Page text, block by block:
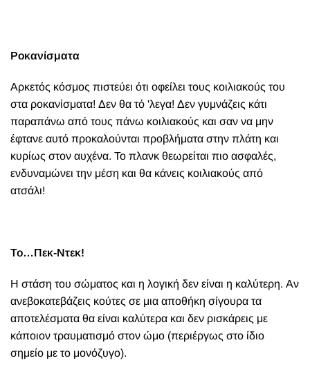
Ροκανίσματα
Αρκετός κόσμος πιστεύει ότι οφείλει τους κοιλιακούς του
στα ροκανίσματα! Δεν θα τό 'λεγα! Δεν γυμνάζεις κάτι
παραπάνω από τους πάνω κοιλιακούς και σαν να μην
έφτανε αυτό προκαλούνται προβλήματα στην πλάτη και
κυρίως στον αυχένα. Το πλανκ θεωρείται πιο ασφαλές,
ενδυναμώνει την μέση και θα κάνεις κοιλιακούς από
ατσάλι!
Το…Πεκ-Ντεκ!
Η στάση του σώματος και η λογική δεν είναι η καλύτερη. Αν
ανεβοκατεβάζεις κούτες σε μια αποθήκη σίγουρα τα
αποτελέσματα θα είναι καλύτερα και δεν ρισκάρεις με
κάποιον τραυματισμό στον ώμο (περιέργως στο ίδιο
σημείο με το μονόζυγο).